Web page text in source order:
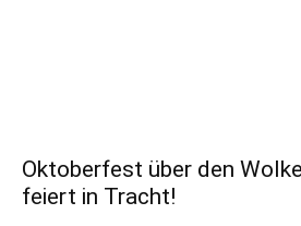
Oktoberfest über den
feiert in Tracht!